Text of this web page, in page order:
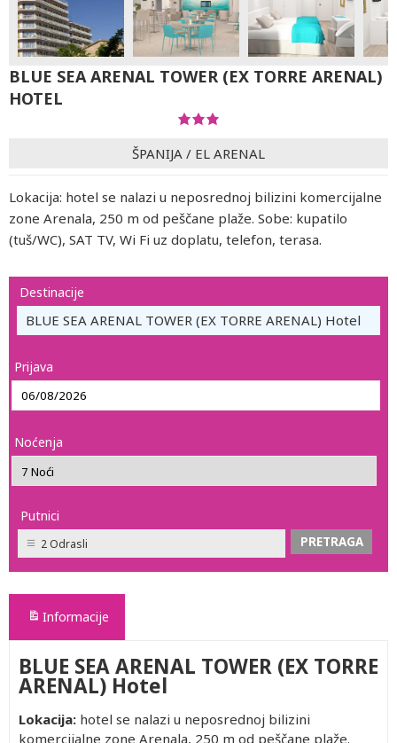
BLUE SEA ARENAL TOWER (EX TORRE ARENAL)
HOTEL
ŠPANIJA / EL ARENAL
Lokacija: hotel se nalazi u neposrednoj bilizini komercijalne
zone Arenala, 250 m od peščane plaže. Sobe: kupatilo
(tuš/WC), SAT TV, Wi Fi uz doplatu, telefon, terasa.
Destinacije
BLUE SEA ARENAL TOWER (EX TORRE ARENAL) Hotel
Prijava
Noćenja
Putnici
2 Odrasli
Informacije
BLUE SEA ARENAL TOWER (EX TORRE
ARENAL) Hotel
Lokacija: hotel se nalazi u neposrednoj bilizini
komercijalne zone Arenala, 250 m od peščane plaže.